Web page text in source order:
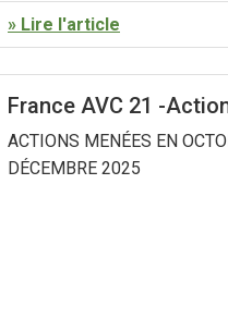
» Lire l'article
France AVC 21 -
ACTIONS MENÉES EN
DÉCEMBRE 2025